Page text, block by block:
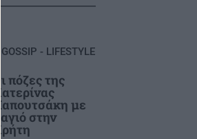
GOSSIP - LIFESTYLE
Οι πόζες της
Κατερίνας
Παπουτσάκη με
μαγιό στην
Κρήτη